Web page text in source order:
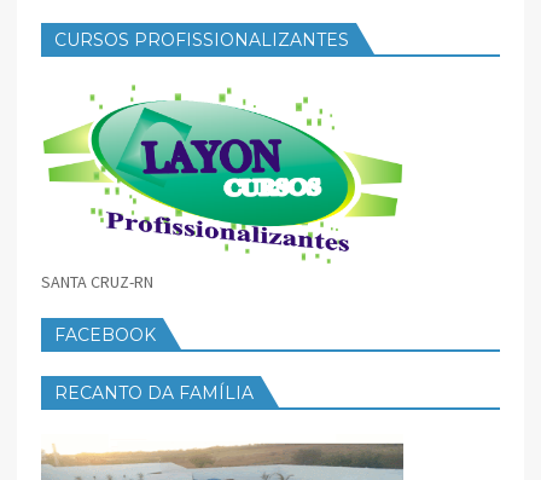
CURSOS PROFISSIONALIZANTES
SANTA CRUZ-RN
FACEBOOK
RECANTO DA FAMÍLIA